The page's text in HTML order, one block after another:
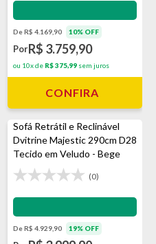
Impermeabilização - VEDA
De R$ 4.169,90 10% OFF
PorR$ 3.759,90
ou 10x de R$ 375,99 sem juros
CONFIRA
Sofá Retrátil e Reclinável
Dvitrine Majestic 290cm D28
Tecido em Veludo - Bege
(0)
Impermeabilização - VEDA
De R$ 4.929,90 19% OFF